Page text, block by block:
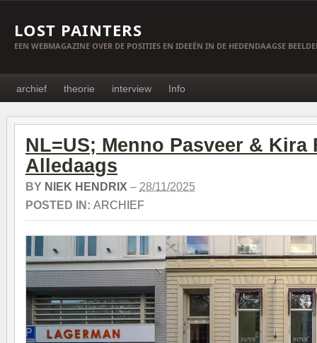
LOST PAINTERS
EEN WEBMAGAZINE OVER DE POSITIES EN IDEEËN IN DE HEDENDAAGSE
archief theorie interview Info
NL=US; Menno Pasveer & Kira
Alledaags
BY NIEK HENDRIX – 28/11/2025
POSTED IN: ARCHIEF